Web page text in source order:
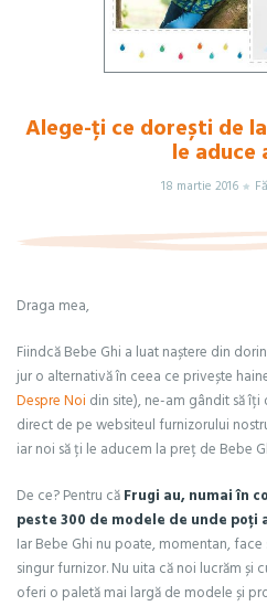
Alege-ți ce dorești de
le aduce
18 martie 2016
Draga mea,
Fiindcă Bebe Ghi a luat naștere din
jur o alternativă în ceea ce privește
Despre Noi din site), ne-am gândit să
direct de pe websiteul furnizorului
iar noi să ți le aducem la preț de Bebe
De ce? Pentru căFrugi au, numai în
peste 300 de modele de unde poți
Iar Bebe Ghi nu poate, momentan,
singur furnizor. Nu uita că noi lucrăm
oferi o paletă mai largă de modele și